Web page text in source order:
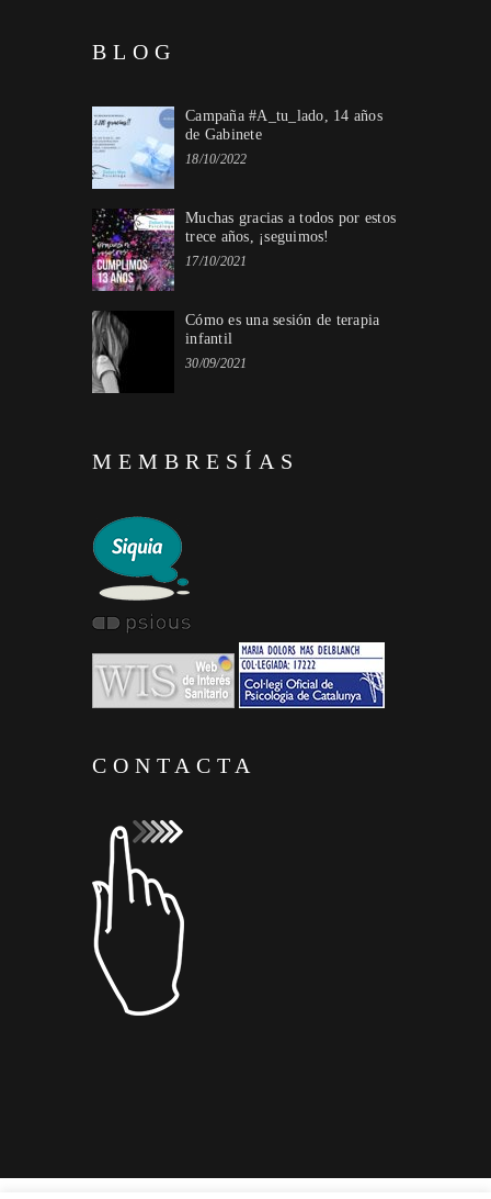
BLOG
Campaña #A_tu_lado, 14 años
de Gabinete
18/10/2022
Muchas gracias a todos por estos
trece años, ¡seguimos!
17/10/2021
Cómo es una sesión de terapia
infantil
30/09/2021
MEMBRESÍAS
CONTACTA